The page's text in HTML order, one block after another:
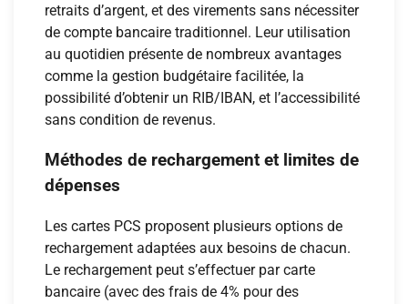
retraits d’argent, et des virements sans nécessiter
de compte bancaire traditionnel. Leur utilisation
au quotidien présente de nombreux avantages
comme la gestion budgétaire facilitée, la
possibilité d’obtenir un RIB/IBAN, et l’accessibilité
sans condition de revenus.
Méthodes de rechargement et limites de
dépenses
Les cartes PCS proposent plusieurs options de
rechargement adaptées aux besoins de chacun.
Le rechargement peut s’effectuer par carte
bancaire (avec des frais de 4% pour des